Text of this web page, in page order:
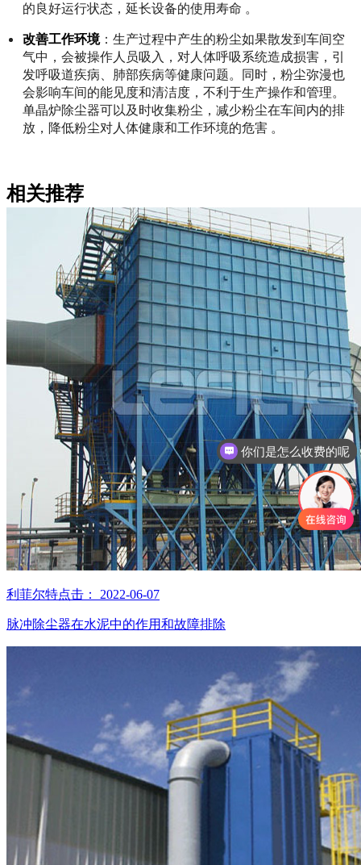
的良好运行状态，延长设备的使用寿命 。
改善工作环境：生产过程中产生的粉尘如果散发到车间空
气中，会被操作人员吸入，对人体呼吸系统造成损害，引
发呼吸道疾病、肺部疾病等健康问题。同时，粉尘弥漫也
会影响车间的能见度和清洁度，不利于生产操作和管理。
单晶炉除尘器可以及时收集粉尘，减少粉尘在车间内的排
放，降低粉尘对人体健康和工作环境的危害 。
相关推荐
利菲尔特点击： 2022-06-07
脉冲除尘器在水泥中的作用和故障排除
你们是怎么收费的呢